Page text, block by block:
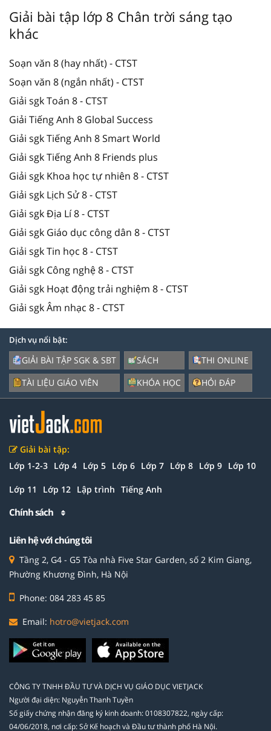
Giải bài tập lớp 8 Chân trời sáng tạo
khác
Soạn văn 8 (hay nhất) - CTST
Soạn văn 8 (ngắn nhất) - CTST
Giải sgk Toán 8 - CTST
Giải Tiếng Anh 8 Global Success
Giải sgk Tiếng Anh 8 Smart World
Giải sgk Tiếng Anh 8 Friends plus
Giải sgk Khoa học tự nhiên 8 - CTST
Giải sgk Lịch Sử 8 - CTST
Giải sgk Địa Lí 8 - CTST
Giải sgk Giáo dục công dân 8 - CTST
Giải sgk Tin học 8 - CTST
Giải sgk Công nghệ 8 - CTST
Giải sgk Hoạt động trải nghiệm 8 - CTST
Giải sgk Âm nhạc 8 - CTST
Dịch vụ nổi bật:
GIẢI BÀI TẬP SGK & SBT
TÀI LIỆU GIÁO VIÊN
SÁCH
KHÓA HỌC
THI ONLINE
HỎI ĐÁP
Giải bài tập:
Lớp 1-2-3 Lớp 4 Lớp 5 Lớp 6 Lớp 7 Lớp 8 Lớp 9 Lớp 10
Lớp 11 Lớp 12 Lập trình Tiếng Anh
Chính sách
Liên hệ với chúng tôi
Tầng 2, G4 - G5 Tòa nhà Five Star Garden, số 2 Kim Giang,
Phường Khương Đình, Hà Nội
Phone: 084 283 45 85
Email: hotro@vietjack.com
CÔNG TY TNHH ĐẦU TƯ VÀ DỊCH VỤ GIÁO DỤC VIETJACK
Người đại diện: Nguyễn Thanh Tuyền
Số giấy chứng nhận đăng ký kinh doanh: 0108307822, ngày cấp:
04/06/2018, nơi cấp: Sở Kế hoạch và Đầu tư thành phố Hà Nội.